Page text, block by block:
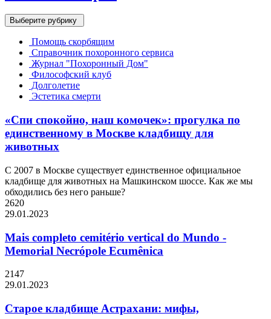
Выберите рубрику
Помощь скорбящим
Справочник похоронного сервиса
Журнал "Похоронный Дом"
Философский клуб
Долголетие
Эстетика смерти
«Спи спокойно, наш комочек»: прогулка по
единственному в Москве кладбищу для
животных
С 2007 в Москве существует единственное официальное
кладбище для животных на Машкинском шоссе. Как же мы
обходились без него раньше?
2620
29.01.2023
Mais completo cemitério vertical do Mundo -
Memorial Necrópole Ecumênica
2147
29.01.2023
Старое кладбище Астрахани: мифы,